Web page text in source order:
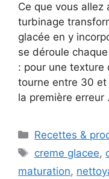
Ce que vous allez
turbinage
glacée en y
se déroule
: pour une texture
tourne entre 30
la première erreur
Catégories
Recettes &
Étiquettes
creme glacee,
maturation,